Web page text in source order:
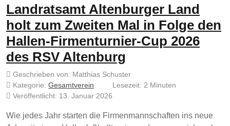
Landratsamt Altenburger Land
holt zum Zweiten Mal in Folge den
Hallen-Firmenturnier-Cup 2026
des RSV Altenburg
Geschrieben von: Matthias Schuster
Kategorie: Gesamtverein
Lesezeit: 2 Minuten
Veröffentlicht: 13. Januar 2026
Wie jedes Jahr starten die Firmenmannschaften ins neue